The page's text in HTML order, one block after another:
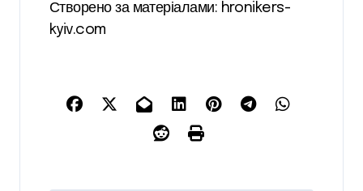
Створено за матеріалами: hronikers-
kyiv.com